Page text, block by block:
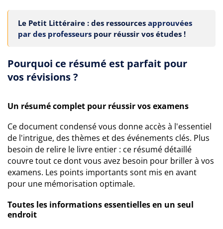
Le Petit Littéraire : des ressources approuvées
par des professeurs pour réussir vos études !
Pourquoi ce résumé est parfait pour
vos révisions ?
Un résumé complet pour réussir vos examens
Ce document condensé vous donne accès à l'essentiel
de l'intrigue, des thèmes et des événements clés. Plus
besoin de relire le livre entier : ce résumé détaillé
couvre tout ce dont vous avez besoin pour briller à vos
examens. Les points importants sont mis en avant
pour une mémorisation optimale.
Toutes les informations essentielles en un seul
endroit